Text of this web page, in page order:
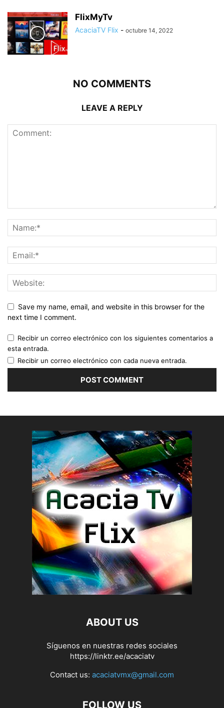
FlixMyTv
AcaciaTV Flix - octubre 14, 2022
NO COMMENTS
LEAVE A REPLY
Save my name, email, and website in this browser for the
next time I comment.
Recibir un correo electrónico con los siguientes comentarios a
esta entrada.
Recibir un correo electrónico con cada nueva entrada.
ABOUT US
Síguenos en nuestras redes sociales
https://linktr.ee/acaciatv
Contact us: acaciatvmx@gmail.com
FOLLOW US